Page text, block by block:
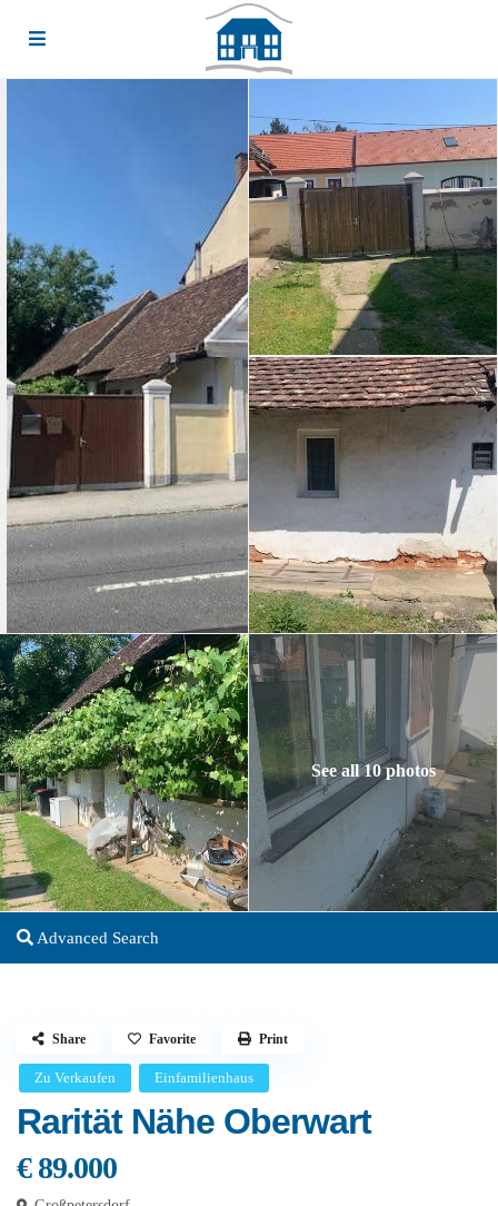
See all 10 photos
Advanced Search
Zu Verkaufen Einfamilienhaus
Rarität Nähe Oberwart
€ 89.000
Share Favorite Print